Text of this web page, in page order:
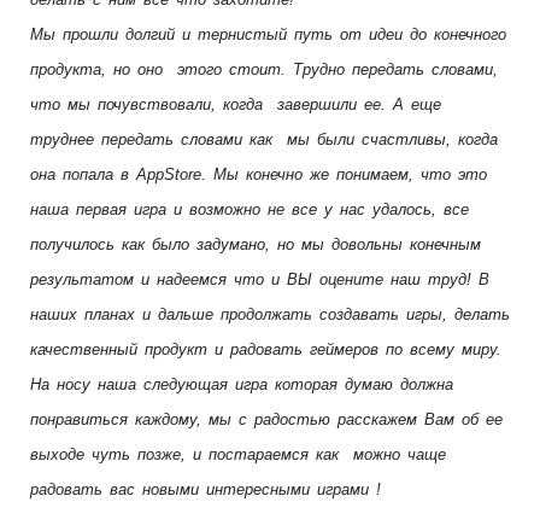
Мы прошли долгий и тернистый путь от идеи до конечного
продукта, но оно этого стоит. Трудно передать словами,
что мы почувствовали, когда завершили ее. А еще
труднее передать словами как мы были счастливы, когда
она попала в AppStore. Мы конечно же понимаем, что это
наша первая игра и возможно не все у нас удалось, все
получилось как было задумано, но мы довольны конечным
результатом и надеемся что и ВЫ оцените наш труд! В
наших планах и дальше продолжать создавать игры, делать
качественный продукт и радовать геймеров по всему миру.
На носу наша следующая игра которая думаю должна
понравиться каждому, мы с радостью расскажем Вам об ее
выходе чуть позже, и постараемся как можно чаще
радовать вас новыми интересными играми !